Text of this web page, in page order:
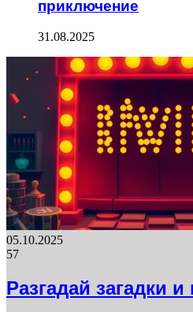
приключение
31.08.2025
05.10.2025
57
Разгадай загадки